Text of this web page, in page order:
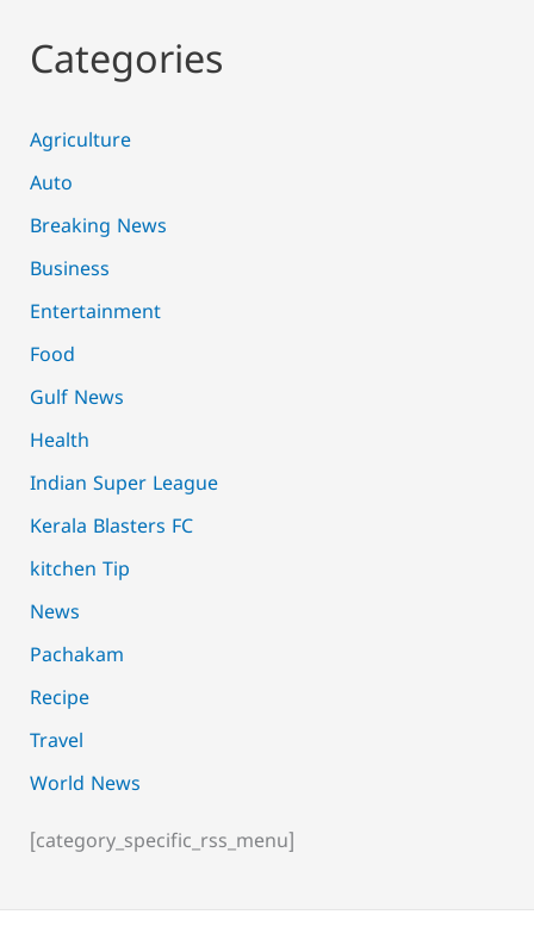
Categories
Agriculture
Auto
Breaking News
Business
Entertainment
Food
Gulf News
Health
Indian Super League
Kerala Blasters FC
kitchen Tip
News
Pachakam
Recipe
Travel
World News
[category_specific_rss_menu]